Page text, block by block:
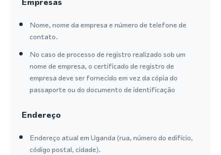
Nome, nome da empresa e número de telefone de
contato.
No caso de processo de registro realizado sob um
nome de empresa, o certificado de registro de
empresa deve ser fornecido em vez da cópia do
passaporte ou do documento de identificação
Endereço
Endereço atual em Uganda (rua, número do edifício,
código postal, cidade).